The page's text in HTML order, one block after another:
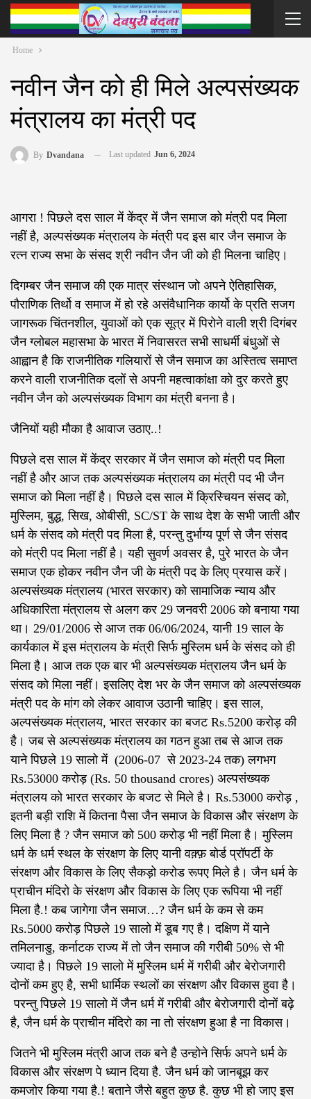
Home
नवीन जैन को ही मिले अल्पसंख्यक
मंत्रालय का मंत्री पद
By Dvandana Last updated Jun 6, 2024
आगरा ! पिछले दस साल में केंद्र में जैन समाज को मंत्री पद मिला
नहीं है, अल्पसंख्यक मंत्रालय के मंत्री पद इस बार जैन समाज के
रत्न राज्य सभा के संसद श्री नवीन जैन जी को ही मिलना चाहिए।
दिगम्बर जैन समाज की एक मात्र संस्थान जो अपने ऐतिहासिक,
पौराणिक तिर्थो व समाज में हो रहे असंवैधानिक कार्यो के प्रति सजग
जागरूक चिंतनशील, युवाओं को एक सूत्र में पिरोने वाली श्री दिगंबर
जैन ग्लोबल महासभा के भारत में निवासरत सभी साधर्मी बंधुओं से
आह्वान है कि राजनीतिक गलियारों से जैन समाज का अस्तित्व समाप्त
करने वाली राजनीतिक दलों से अपनी महत्वाकांक्षा को दुर करते हुए
नवीन जैन को अल्पसंख्यक विभाग का मंत्री बनना है।
जैनियों यही मौका है आवाज उठाए..!
पिछले दस साल में केंद्र सरकार में जैन समाज को मंत्री पद मिला
नहीं है और आज तक अल्पसंख्यक मंत्रालय का मंत्री पद भी जैन
समाज को मिला नहीं है। पिछले दस साल में क्रिस्चियन संसद को,
मुस्लिम, बुद्ध, सिख, ओबीसी, SC/ST के साथ देश के सभी जाती और
धर्म के संसद को मंत्री पद मिला है, परन्तु दुर्भाग्य पूर्ण से जैन संसद
को मंत्री पद मिला नहीं है। यही सुवर्ण अवसर है, पुरे भारत के जैन
समाज एक होकर नवीन जैन जी के मंत्री पद के लिए प्रयास करें।
अल्पसंख्यक मंत्रालय (भारत सरकार) को सामाजिक न्याय और
अधिकारिता मंत्रालय से अलग कर 29 जनवरी 2006 को बनाया गया
था। 29/01/2006 से आज तक 06/06/2024, यानी 19 साल के
कार्यकाल में इस मंत्रालय के मंत्री सिर्फ मुस्लिम धर्म के संसद को ही
मिला है। आज तक एक बार भी अल्पसंख्यक मंत्रालय जैन धर्म के
संसद को मिला नहीं। इसलिए देश भर के जैन समाज को अल्पसंख्यक
मंत्री पद के मांग को लेकर आवाज उठानी चाहिए। इस साल,
अल्पसंख्यक मंत्रालय, भारत सरकार का बजट Rs.5200 करोड़ की
है। जब से अल्पसंख्यक मंत्रालय का गठन हुआ तब से आज तक
याने पिछले 19 सालो में (2006-07 से 2023-24 तक) लगभग
Rs.53000 करोड़ (Rs. 50 thousand crores) अल्पसंख्यक
मंत्रालय को भारत सरकार के बजट से मिले है। Rs.53000 करोड़ ,
इतनी बड़ी राशि में कितना पैसा जैन समाज के विकास और संरक्षण के
लिए मिला है ? जैन समाज को 500 करोड़ भी नहीं मिला है। मुस्लिम
धर्म के धर्म स्थल के संरक्षण के लिए यानी वक़्फ़ बोर्ड प्रॉपर्टी के
संरक्षण और विकास के लिए सैकड़ो करोड रूपए मिले है। जैन धर्म के
प्राचीन मंदिरो के संरक्षण और विकास के लिए एक रूपिया भी नहीं
मिला है.! कब जागेगा जैन समाज…? जैन धर्म के कम से कम
Rs.5000 करोड़ पिछले 19 सालो में डूब गए है। दक्षिण में याने
तमिलनाडु, कर्नाटक राज्य में तो जैन समाज की गरीबी 50% से भी
ज्यादा है। पिछले 19 सालो में मुस्लिम धर्म में गरीबी और बेरोजगारी
दोनों कम हुए है, सभी धार्मिक स्थलों का संरक्षण और विकास हुवा है।
परन्तु पिछले 19 सालो में जैन धर्म में गरीबी और बेरोजगारी दोनों बढ़े
है, जैन धर्म के प्राचीन मंदिरो का ना तो संरक्षण हुआ है ना विकास।
जितने भी मुस्लिम मंत्री आज तक बने है उन्होने सिर्फ अपने धर्म के
विकास और संरक्षण पे ध्यान दिया है. जैन धर्म को जानबूझ कर
कमजोर किया गया है.! बताने जैसे बहुत कुछ है. कुछ भी हो जाए इस